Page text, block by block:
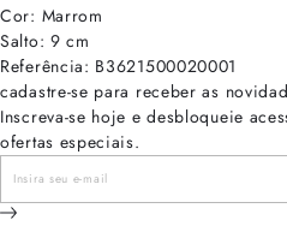
Cor: Marrom
Salto: 9 cm
Referência: B3621500020001
cadastre-se para receber as
Inscreva-se hoje e desbloqueie
ofertas especiais.